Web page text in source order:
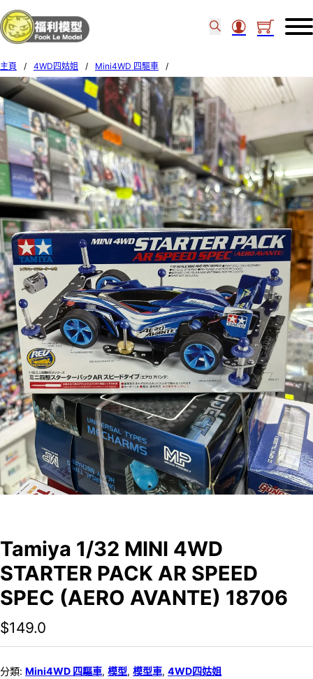
主頁 / 4WD四姑姐 / Mini4WD 四驅車
/
Tamiya 1/32 MINI 4WD STARTER PACK AR SPEED SPEC (AERO AVANTE) 18706
Tamiya 1/32 MINI 4WD
STARTER PACK AR SPEED
SPEC (AERO AVANTE) 18706
$149.0
分類: Mini4WD 四驅車, 模型, 模型車, 4WD四姑姐